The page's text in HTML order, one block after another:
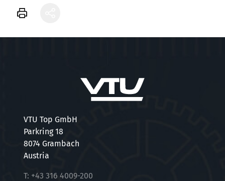
VTU Top GmbH
Parkring 18
8074 Grambach
Austria
T: +43 316 4009-200